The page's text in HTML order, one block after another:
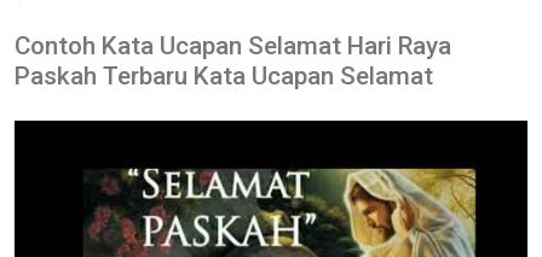
Contoh Kata Ucapan Selamat Hari Raya
Paskah Terbaru Kata Ucapan Selamat